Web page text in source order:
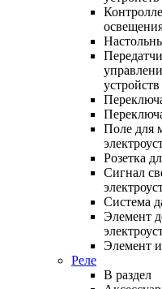
устройств
Поле для
Розетка
Сигнал
Система
Элемент
Элемент
Реле
В раздел